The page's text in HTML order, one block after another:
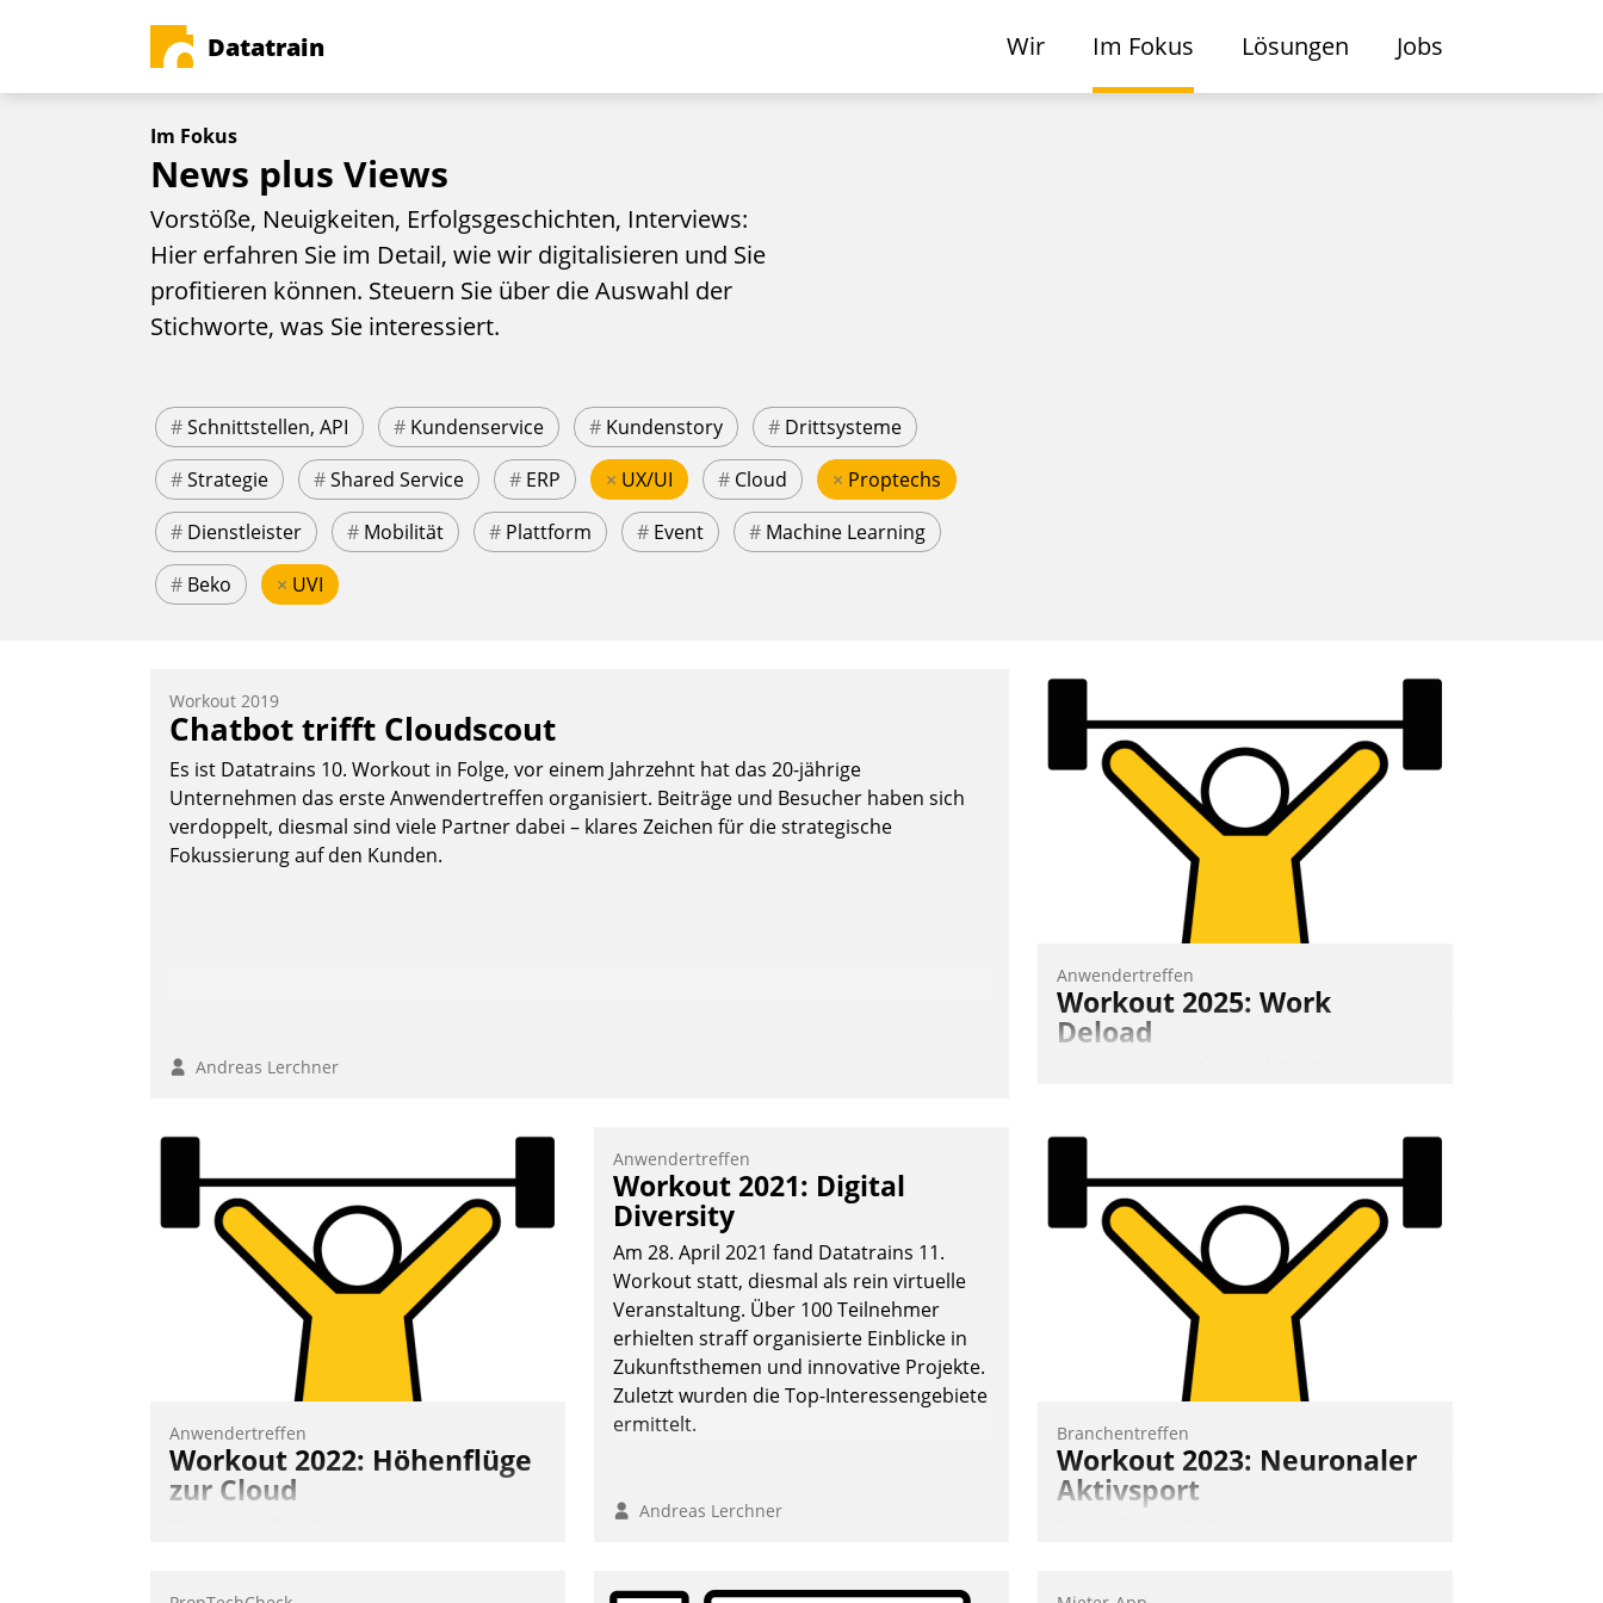
Datatrain Wir Im Fokus Lösungen Jobs
Im Fokus
News plus Views
Vorstöße, Neuigkeiten, Erfolgsgeschichten, Interviews:
Hier erfahren Sie im Detail, wie wir digitalisieren und Sie
profitieren können. Steuern Sie über die Auswahl der
Stichworte, was Sie interessiert.
#Schnittstellen, API # Kundenservice # Kundenstory # Drittsysteme
#Strategie #Shared Service # ERP × UX/UI # Cloud × Proptechs
# Dienstleister # Mobilität # Plattform # Event # Machine Learning
# Beko × UVI
Workout 2019
Chatbot trifft Cloudscout
Es ist Datatrains 10. Workout in Folge, vor einem Jahrzehnt hat das 20-jährige
Unternehmen das erste Anwendertreffen organisiert. Beiträge und Besucher haben sich
verdoppelt, diesmal sind viele Partner dabei – klares Zeichen für die strategische
Fokussierung auf den Kunden.
Andreas Lerchner
Anwendertreffen
Workout 2025: Work
Deload
meistern und Workloads wuppen – bei
zunehmend anspruchsvollen Aufgaben
und abnehmendem Nachwuchs?
Nadja Hußmann
Anwendertreffen
Workout 2022: Höhenflüge
zur Cloud
Anwendertreffen
Workout 2021: Digital
Diversity
Am 28. April 2021 fand Datatrains 11.
Workout statt, diesmal als rein virtuelle
Veranstaltung. Über 100 Teilnehmer
erhielten straff organisierte Einblicke in
Zukunftsthemen und innovative Projekte.
Zuletzt wurden die Top-Interessengebiete
ermittelt.
Andreas Lerchner
Branchentreffen
Workout 2023: Neuronaler
Aktivsport